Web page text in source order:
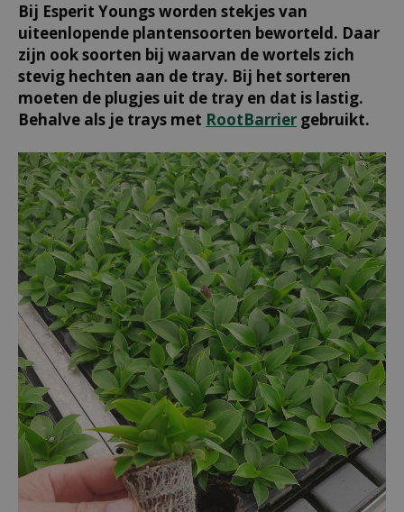
Bij Esperit Youngs worden stekjes van
uiteenlopende plantensoorten beworteld. Daar
zijn ook soorten bij waarvan de wortels zich
stevig hechten aan de tray. Bij het sorteren
moeten de plugjes uit de tray en dat is lastig.
Behalve als je trays met RootBarrier gebruikt.